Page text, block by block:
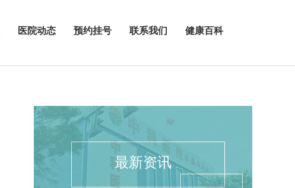
医院动态 预约挂号 联系我们 健康百科
最新资讯